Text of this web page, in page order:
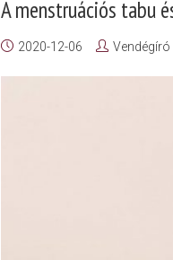
A menstruációs tabu
2020-12-06 Vendégíró